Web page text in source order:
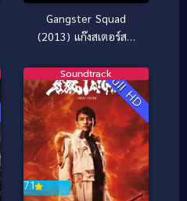
Gangster Squad
(2013) แก๊งสเตอร์สค
Full HD
7.1
Soundtrack